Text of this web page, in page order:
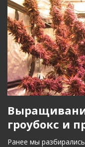
гроубокс и
Ранее мы